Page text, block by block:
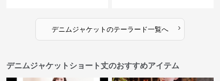
デニムジャケットのテーラード一覧へ ›
デニムジャケットショート丈のおすすめアイテム